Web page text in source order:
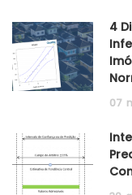
4
07